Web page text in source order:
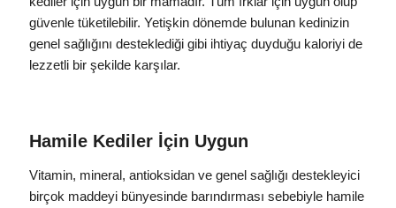
güvenle tüketilebilir. Yetişkin dönemde bulunan kedinizin
genel sağlığını desteklediği gibi ihtiyaç duyduğu kaloriyi de
lezzetli bir şekilde karşılar.
Hamile Kediler İçin Uygun
Vitamin, mineral, antioksidan ve genel sağlığı destekleyici
birçok maddeyi bünyesinde barındırması sebebiyle hamile